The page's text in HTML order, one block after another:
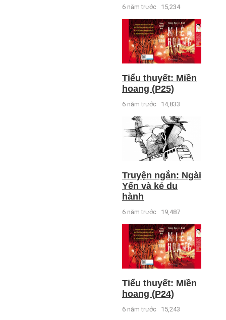
6 năm trước 15,234
Tiểu thuyết: Miền
hoang (P25)
6 năm trước 14,833
Truyện ngắn: Ngài
Yến và kẻ du
hành
6 năm trước 19,487
Tiểu thuyết: Miền
hoang (P24)
6 năm trước 15,243